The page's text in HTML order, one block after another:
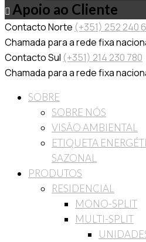
Apoio ao Cliente
Contacto Norte (+351) 252 240
Chamada para a rede fixa
Contacto Sul (+351) 214 230 780
Chamada para a rede fixa
SOBRE
SOBRE NÓS
VISÃO AMBIENTAL
ETIQUETA
SAZONAL
PRODUTOS
RESIDENCIAL
MONO-SPLIT
MULTI-SPLIT